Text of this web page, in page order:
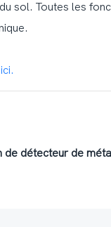
sol. Toutes les
détecteur de